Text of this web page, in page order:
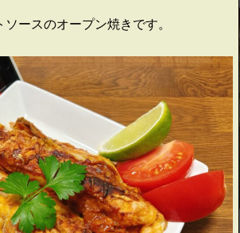
ースのオープン焼きです。